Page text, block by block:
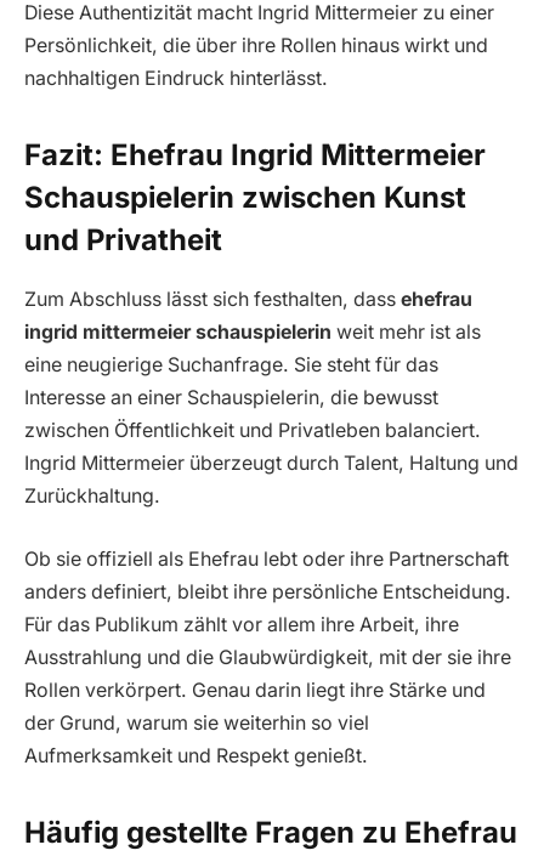
Diese Authentizität macht Ingrid Mittermeier zu einer
Persönlichkeit, die über ihre Rollen hinaus wirkt und
nachhaltigen Eindruck hinterlässt.
Fazit: Ehefrau Ingrid Mittermeier
Schauspielerin zwischen Kunst
und Privatheit
Zum Abschluss lässt sich festhalten, dass ehefrau
ingrid mittermeier schauspielerin weit mehr ist als
eine neugierige Suchanfrage. Sie steht für das
Interesse an einer Schauspielerin, die bewusst
zwischen Öffentlichkeit und Privatleben balanciert.
Ingrid Mittermeier überzeugt durch Talent, Haltung und
Zurückhaltung.
Ob sie offiziell als Ehefrau lebt oder ihre Partnerschaft
anders definiert, bleibt ihre persönliche Entscheidung.
Für das Publikum zählt vor allem ihre Arbeit, ihre
Ausstrahlung und die Glaubwürdigkeit, mit der sie ihre
Rollen verkörpert. Genau darin liegt ihre Stärke und
der Grund, warum sie weiterhin so viel
Aufmerksamkeit und Respekt genießt.
Häufig gestellte Fragen zu Ehefrau